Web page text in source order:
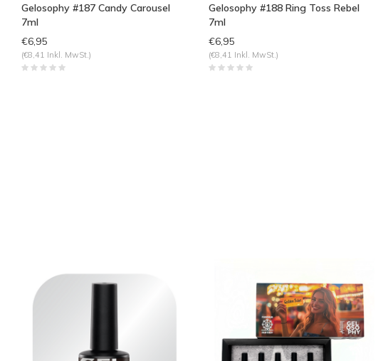
Gelosophy #187 Candy Carousel
7ml
€6,95
(€8,41 Inkl. MwSt.)
Gelosophy #188 Ring Toss Rebel
7ml
€6,95
(€8,41 Inkl. MwSt.)